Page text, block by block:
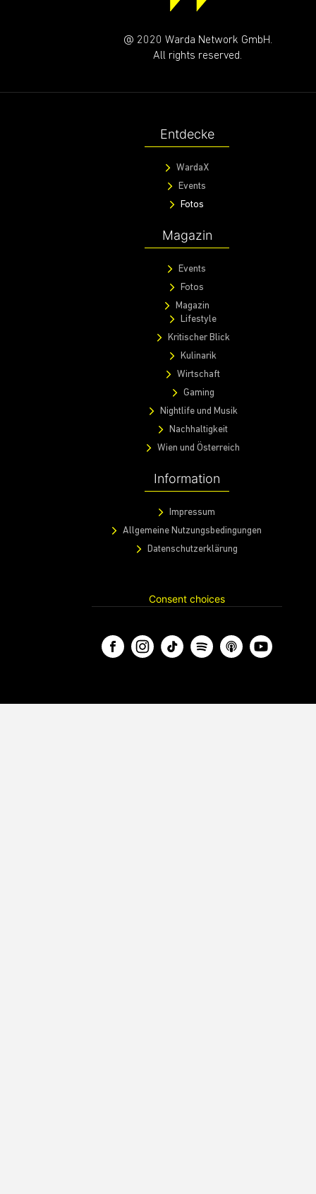
@ 2020 Warda Network GmbH.
All rights reserved.
Entdecke
WardaX
Events
Fotos
Magazin
Events
Fotos
Magazin
Lifestyle
Kritischer Blick
Kulinarik
Wirtschaft
Gaming
Nightlife und Musik
Nachhaltigkeit
Wien und Österreich
Information
Impressum
Allgemeine Nutzungsbedingungen
Datenschutzerklärung
Consent choices